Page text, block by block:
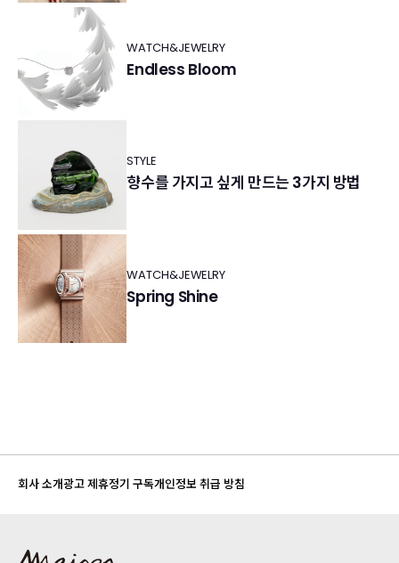
WATCH&JEWELRY
Endless Bloom
STYLE
향수를 가지고 싶게 만드는 3가지 방법
WATCH&JEWELRY
Spring Shine
회사 소개광고 제휴정기 구독개인정보 취급 방침